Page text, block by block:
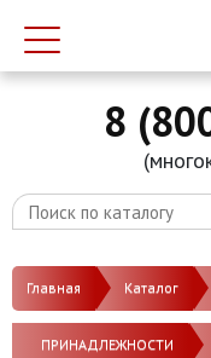
8
Главная Каталог
ПРИНАДЛЕЖНОСТИ